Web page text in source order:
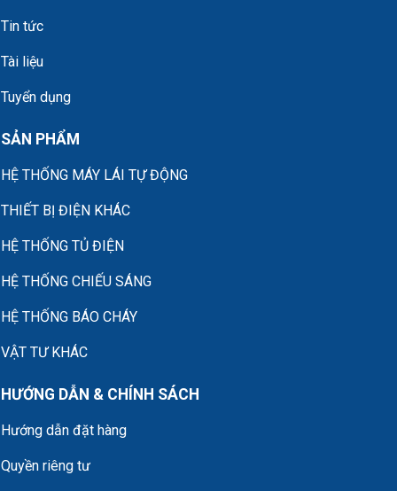
Tin tức
Tài liệu
Tuyển dụng
SẢN PHẨM
HỆ THỐNG MÁY LÁI TỰ ĐỘNG
THIẾT BỊ ĐIỆN KHÁC
HỆ THỐNG TỦ ĐIỆN
HỆ THỐNG CHIẾU SÁNG
HỆ THỐNG BÁO CHÁY
VẬT TƯ KHÁC
HƯỚNG DẪN & CHÍNH SÁCH
Hướng dẫn đặt hàng
Quyền riêng tư